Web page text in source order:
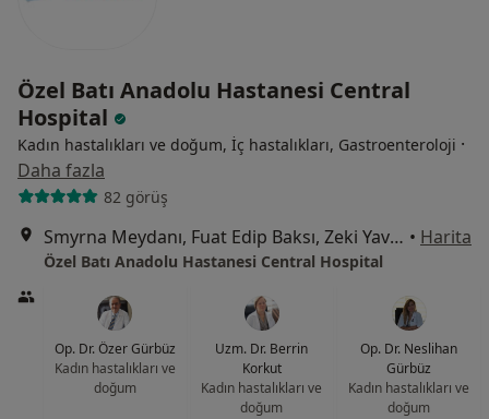
Özel Batı Anadolu Hastanesi Central
Hospital
Kadın hastalıkları ve doğum, İç hastalıkları, Gastroenteroloji ·
Daha fazla
82 görüş
Smyrna Meydanı, Fuat Edip Baksı, Zeki Yavaş Sk. No: 2 D:2,, Bayraklı • Harita
Özel Batı Anadolu Hastanesi Central Hospital
Op. Dr. Özer Gürbüz
Kadın hastalıkları ve
doğum
Uzm. Dr. Berrin
Korkut
Kadın hastalıkları ve
doğum
Op. Dr. Neslihan
Gürbüz
Kadın hastalıkları ve
doğum